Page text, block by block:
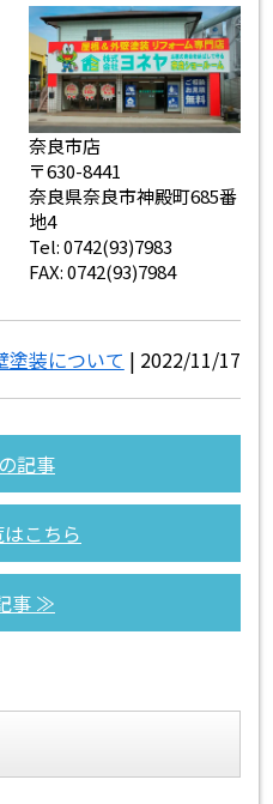
奈良市店
〒630-8441
奈良県奈良市神殿町685番
地4
Tel: 0742(93)7983
FAX: 0742(93)7984
塗装について | 2022/11/17
記事
こちら
事 ≫